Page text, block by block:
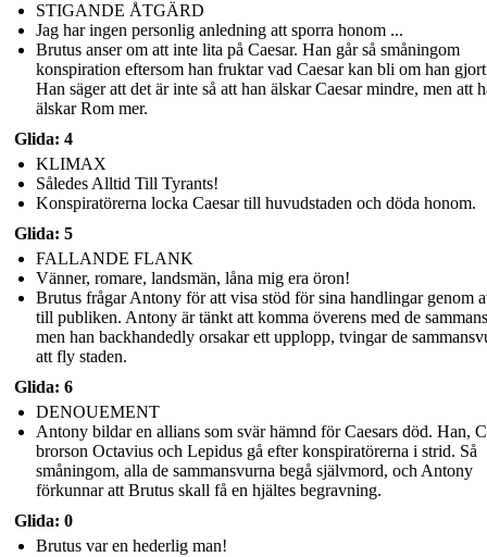
STIGANDE ÅTGÄRD
Jag har ingen personlig anledning att sporra honom ...
Brutus anser om att inte lita på Caesar. Han går så småningom
konspiration eftersom han fruktar vad Caesar kan bli om han
Han säger att det är inte så att han älskar Caesar mindre, men att
älskar Rom mer.
Glida: 4
KLIMAX
Således Alltid Till Tyrants!
Konspiratörerna locka Caesar till huvudstaden och döda honom.
Glida: 5
FALLANDE FLANK
Vänner, romare, landsmän, låna mig era öron!
Brutus frågar Antony för att visa stöd för sina handlingar genom
till publiken. Antony är tänkt att komma överens med de
men han backhandedly orsakar ett upplopp, tvingar de
att fly staden.
Glida: 6
DENOUEMENT
Antony bildar en allians som svär hämnd för Caesars död. Han,
brorson Octavius ​​och Lepidus gå efter konspiratörerna i strid. Så
småningom, alla de sammansvurna begå självmord, och Antony
förkunnar att Brutus skall få en hjältes begravning.
Glida: 0
Brutus var en hederlig man!